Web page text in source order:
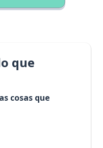
que
cosas que